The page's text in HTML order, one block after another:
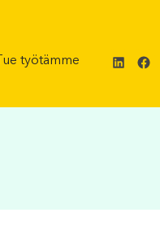
Tue työtämme